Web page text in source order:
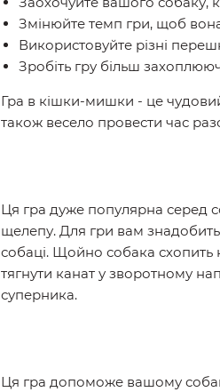
Змінюйте темп гри, щоб
Використовуйте різні
Зробіть гру більш
Гра в кішки-мишки - це
також весело провести час
Ця гра дуже популярна серед
щелепу. Для гри вам
собаці. Щойно собака схопить
тягнути канат у зворотному
суперника.
Ця гра допоможе вашому